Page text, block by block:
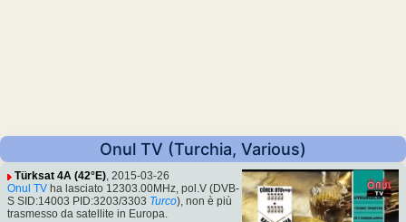
Onul TV (Turchia, Various)
Türksat 4A (42°E), 2015-03-26
Onul TV ha lasciato 12303.00MHz, pol.V (DVB-
S SID:14003 PID:3203/3303 Turco), non è più
trasmesso da satellite in Europa.